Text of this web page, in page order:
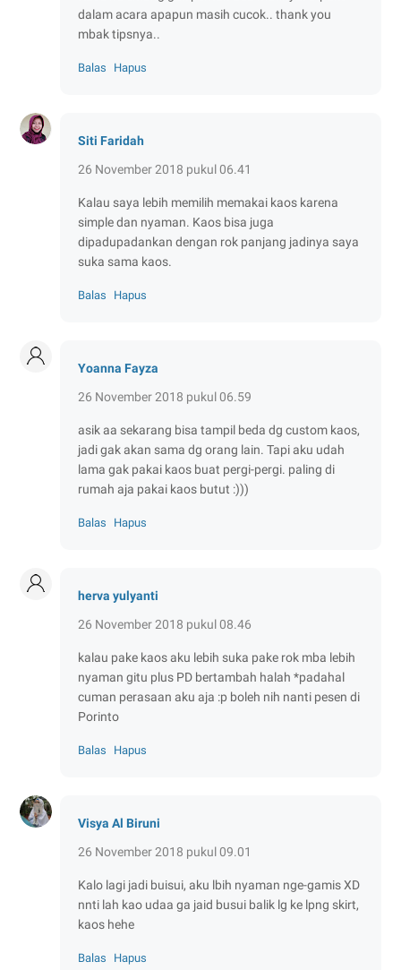
dalam acara apapun masih cucok.. thank you
mbak tipsnya..
Balas Hapus
Siti Faridah
26 November 2018 pukul 06.41
Kalau saya lebih memilih memakai kaos karena
simple dan nyaman. Kaos bisa juga
dipadupadankan dengan rok panjang jadinya saya
suka sama kaos.
Balas Hapus
Yoanna Fayza
26 November 2018 pukul 06.59
asik aa sekarang bisa tampil beda dg custom kaos,
jadi gak akan sama dg orang lain. Tapi aku udah
lama gak pakai kaos buat pergi-pergi. paling di
rumah aja pakai kaos butut :)))
Balas Hapus
herva yulyanti
26 November 2018 pukul 08.46
kalau pake kaos aku lebih suka pake rok mba lebih
nyaman gitu plus PD bertambah halah *padahal
cuman perasaan aku aja :p boleh nih nanti pesen di
Porinto
Balas Hapus
Visya Al Biruni
26 November 2018 pukul 09.01
Kalo lagi jadi buisui, aku lbih nyaman nge-gamis XD
nnti lah kao udaa ga jaid busui balik lg ke lpng skirt,
kaos hehe
Balas Hapus